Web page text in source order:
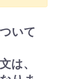
いて
は、